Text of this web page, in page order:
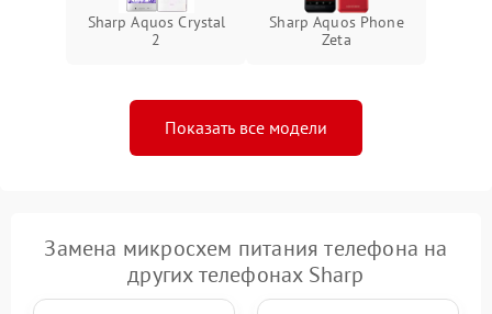
Sharp Aquos Crystal
2
Sharp Aquos Phone
Zeta
Показать все модели
Замена микросхем питания телефона на
других телефонах Sharp